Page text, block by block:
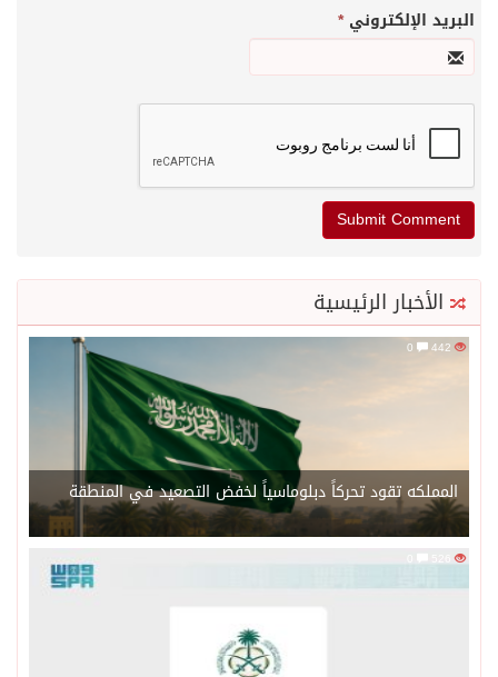
البريد الإلكتروني*
الأخبار الرئيسية
المملكه تقود تحركاً دبلوماسياً لخفض التصعيد في المنطقة
526